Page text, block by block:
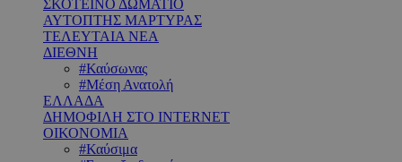
ΣΚΟΤΕΙΝΟ ΔΩΜΑΤΙΟ
ΑΥΤΟΠΤΗΣ ΜΑΡΤΥΡΑΣ
ΤΕΛΕΥΤΑΙΑ ΝΕΑ
ΔΙΕΘΝΗ
#Καύσωνας
#Μέση Ανατολή
ΕΛΛΑΔΑ
ΔΗΜΟΦΙΛΗ ΣΤΟ INTERNET
ΟΙΚΟΝΟΜΙΑ
#Καύσιμα